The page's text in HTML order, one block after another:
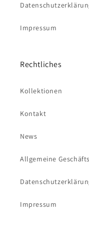
Impressum
Rechtliches
Kollektionen
Kontakt
News
Allgemeine
Impressum